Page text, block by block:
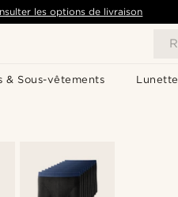
& Sous-vêtements
les options de livraison